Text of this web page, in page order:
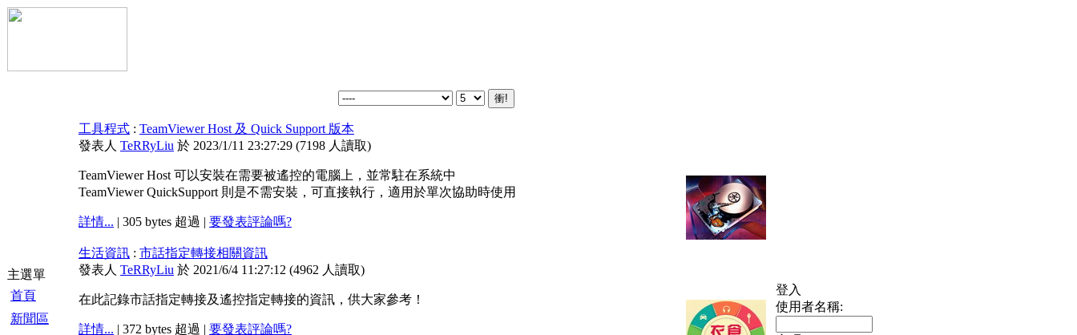
主選單
首頁
新聞區
工具程式 : TeamViewer Host 及 Quick Support 版本
發表人 TeRRyLiu 於 2023/1/11 23:27:29 (7198 人讀取)
TeamViewer Host 可以安裝在需要被遙控的電腦上，並常駐在系統中
TeamViewer QuickSupport 則是不需安裝，可直接執行，適用於單次協助時使用
詳情... | 305 bytes 超過 | 要發表評論嗎?
生活資訊 : 市話指定轉接相關資訊
發表人 TeRRyLiu 於 2021/6/4 11:27:12 (4962 人讀取)
在此記錄市話指定轉接及遙控指定轉接的資訊，供大家參考！
詳情... | 372 bytes 超過 | 要發表評論嗎?
登入
使用者名稱: